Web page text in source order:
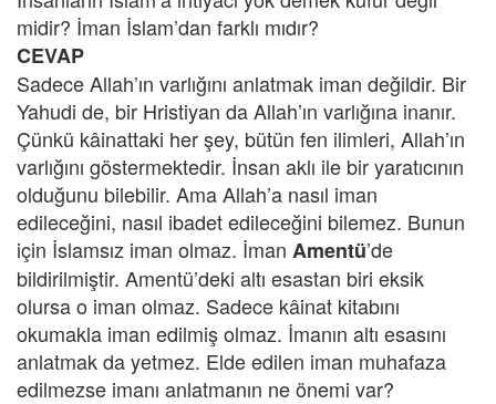
midir? İman İslam’dan farklı mıdır?
CEVAP
Sadece Allah’ın varlığını anlatmak iman değildir. Bir
Yahudi de, bir Hristiyan da Allah’ın varlığına inanır.
Çünkü kâinattaki her şey, bütün fen ilimleri, Allah’ın
varlığını göstermektedir. İnsan aklı ile bir yaratıcının
olduğunu bilebilir. Ama Allah’a nasıl iman
edileceğini, nasıl ibadet edileceğini bilemez. Bunun
için İslamsız iman olmaz. İman Amentü’de
bildirilmiştir. Amentü’deki altı esastan biri eksik
olursa o iman olmaz. Sadece kâinat kitabını
okumakla iman edilmiş olmaz. İmanın altı esasını
anlatmak da yetmez. Elde edilen iman muhafaza
edilmezse imanı anlatmanın ne önemi var?